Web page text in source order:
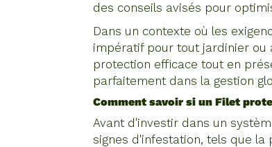
des conseils avisés pour
Dans un contexte où les
impératif pour tout jardinier ou
protection efficace tout en
parfaitement dans la gestion
Comment savoir si unFilet
Avant d'investir dans un
signes d'infestation, tels que